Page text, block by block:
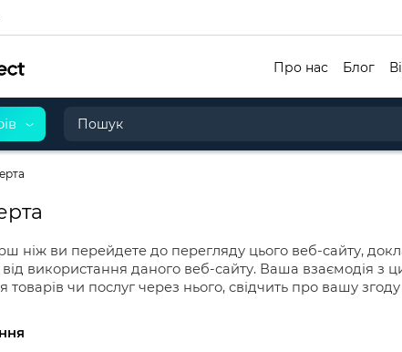
Про нас Блог
ніж ви перейдете до перегляду цього веб-сайту,
використання даного веб-сайту. Ваша взаємодія
чи послуг через нього, свідчить про вашу